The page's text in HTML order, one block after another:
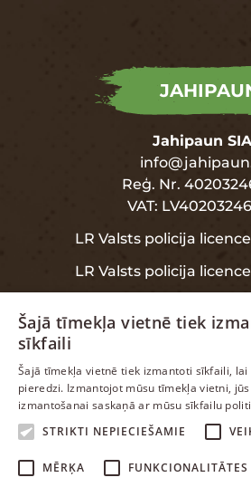
Jahipaun SIA
Reģ. Nr.
VAT:
LR Valsts policija
LR Valsts policija
Garantija
Datu
Šajā tīmekļa vietnē tiek
sīkfaili
Šajā tīmekļa vietnē tiek izmantoti sīkfaili,
pieredzi. Izmantojot mūsu tīmekļa vietni,
izmantošanai saskaņā ar mūsu sīkfailu
STRIKTI NEPIECIEŠAMIE
MĒRĶA FUNKCIONALITĀTES